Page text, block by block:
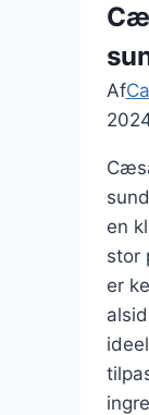
Af
en
stor
er